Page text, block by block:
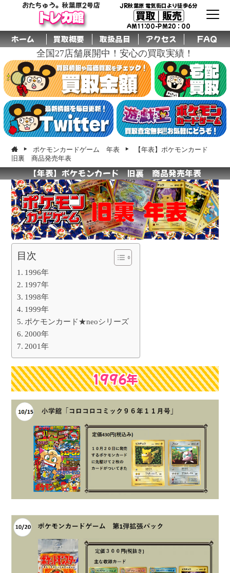
おたちゅう。秋葉原2号店
トレカ館
JR秋葉原 電気街口より徒歩6分
買取│販売
AM11:00-PM20：00
ホーム 買取概要 取扱品目 アクセス FAQ
全国27店舗展開中！安心の買取実績！
ポケモンカードゲーム 年表
【年表】ポケモンカード
旧裏 商品発売年表
【年表】ポケモンカード 旧裏 商品発売年表
目次
1996年
1997年
1998年
1999年
ポケモンカード★neoシリーズ
2000年
2001年
1996年